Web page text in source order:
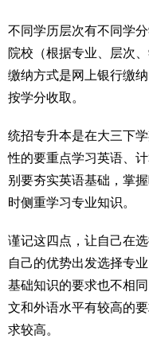
不同学历层次有不同学
院校（根据专业、层次
缴纳方式是网上银行缴
按学分收取。
统招专升本是在大三下
性的要重点学习英语、
别要夯实英语基础，掌
时侧重学习专业知识。
谨记这四点，让自己在
自己的优势出发选择专
基础知识的要求也不相
文和外语水平有较高的
求较高。